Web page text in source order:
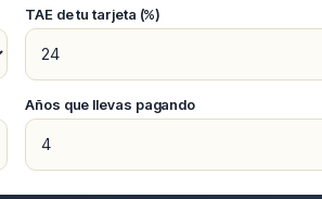
TAE de tu tarjeta (%)
Años que llevas pagando